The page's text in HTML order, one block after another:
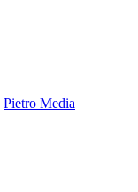
Pietro Media